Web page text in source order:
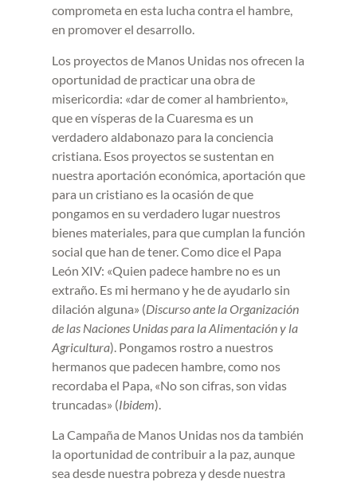
comprometa en esta lucha contra el hambre,
en promover el desarrollo.
Los proyectos de Manos Unidas nos ofrecen la
oportunidad de practicar una obra de
misericordia: «dar de comer al hambriento»,
que en vísperas de la Cuaresma es un
verdadero aldabonazo para la conciencia
cristiana. Esos proyectos se sustentan en
nuestra aportación económica, aportación que
para un cristiano es la ocasión de que
pongamos en su verdadero lugar nuestros
bienes materiales, para que cumplan la función
social que han de tener. Como dice el Papa
León XIV: «Quien padece hambre no es un
extraño. Es mi hermano y he de ayudarlo sin
dilación alguna» (Discurso ante la Organización
de las Naciones Unidas para la Alimentación y la
Agricultura). Pongamos rostro a nuestros
hermanos que padecen hambre, como nos
recordaba el Papa, «No son cifras, son vidas
truncadas» (Ibidem).
La Campaña de Manos Unidas nos da también
la oportunidad de contribuir a la paz, aunque
sea desde nuestra pobreza y desde nuestra